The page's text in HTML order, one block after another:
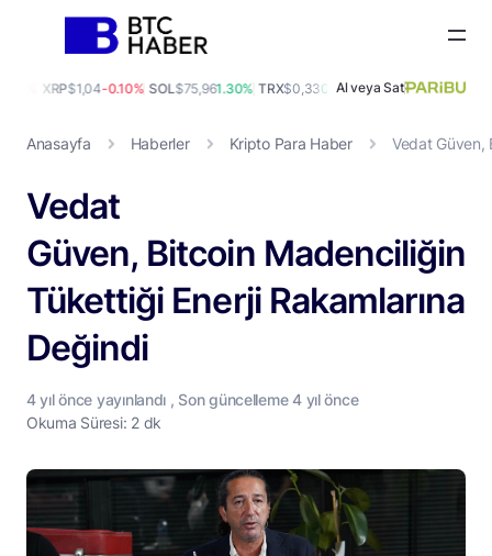
XRP$1,04-0.10% SOL$75,961.30% TRX$0,330.70% DOGE$0,07-0.40%
Al veya Sat
Anasayfa Haberler Kripto Para Haber Vedat Güven,
Vedat
Güven, Bitcoin
Tükettiği Enerji Rakamlarına
Değindi
4 yılönce yayınlandı , Son güncelleme4 yılönce
Okuma Süresi: 2 dk